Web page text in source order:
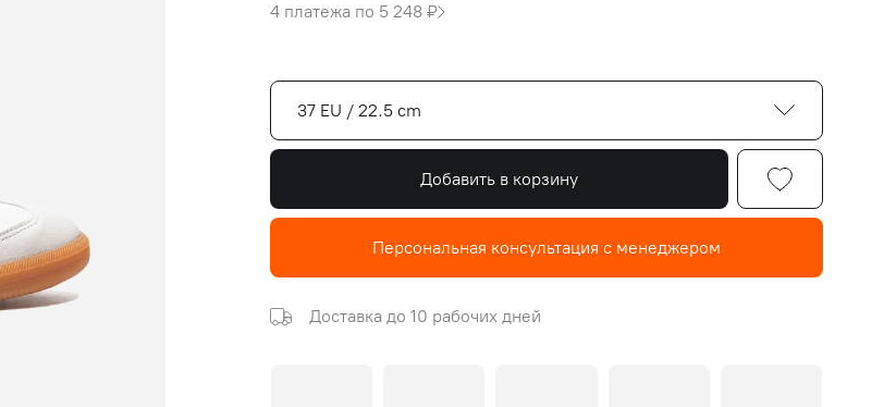
4 платежа по 5 248 ₽
37 EU / 22.5 cm
Добавить в корзину
Персональная консультация с менеджером
Доставка до 10 рабочих дней